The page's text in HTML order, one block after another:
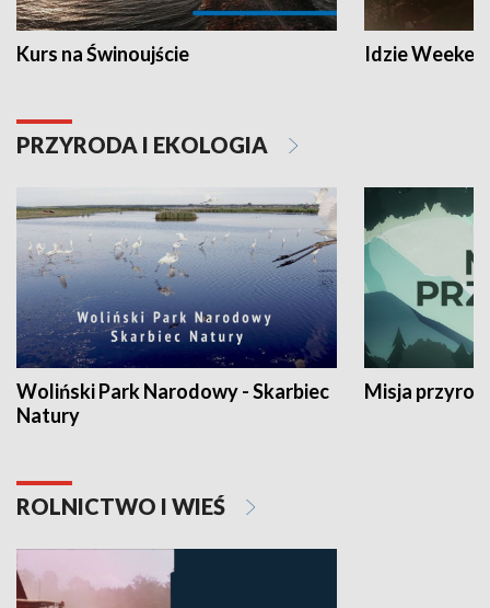
Kurs na Świnoujście Idzie
PRZYRODA I EKOLOGIA
Woliński Park Narodowy - Skarbiec
Natury
Misja
ROLNICTWO I WIEŚ